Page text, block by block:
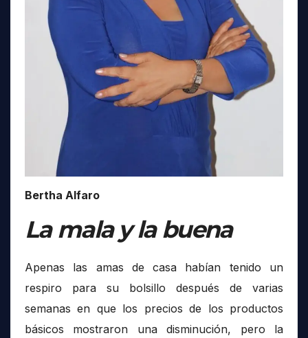
Bertha Alfaro
La mala y la buena
Apenas las amas de casa habían tenido un
respiro para su bolsillo después de varias
semanas en que los precios de los productos
básicos mostraron una disminución, pero la